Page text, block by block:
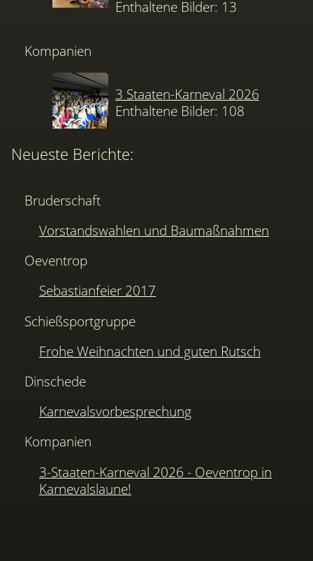
Enthaltene Bilder: 13
Kompanien
3 Staaten-Karneval 2026
Enthaltene Bilder: 108
Neueste Berichte:
Bruderschaft
Vorstandswahlen und Baumaßnahmen
Oeventrop
Sebastianfeier 2017
Schießsportgruppe
Frohe Weihnachten und guten Rutsch
Dinschede
Karnevalsvorbesprechung
Kompanien
3-Staaten-Karneval 2026 - Oeventrop in
Karnevalslaune!